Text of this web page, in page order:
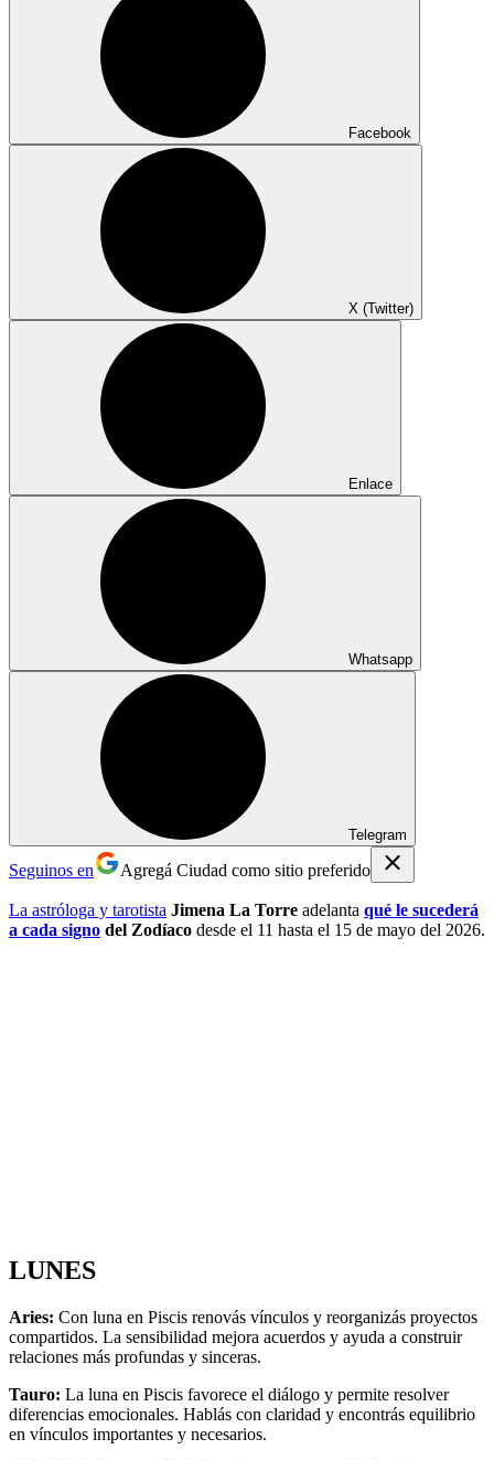
Facebook
X (Twitter)
Enlace
Whatsapp
Telegram
Seguinos en Agregá Ciudad como sitio preferido
La astróloga y tarotista Jimena La Torre adelanta qué le sucederá
a cada signo del Zodíaco desde el 11 hasta el 15 de mayo del 2026.
LUNES
Aries: Con luna en Piscis renovás vínculos y reorganizás proyectos
compartidos. La sensibilidad mejora acuerdos y ayuda a construir
relaciones más profundas y sinceras.
Tauro: La luna en Piscis favorece el diálogo y permite resolver
diferencias emocionales. Hablás con claridad y encontrás equilibrio
en vínculos importantes y necesarios.